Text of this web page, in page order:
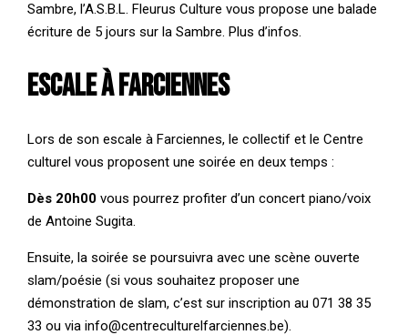
Sambre, l’A.S.B.L. Fleurus Culture vous propose une balade
écriture de 5 jours sur la Sambre. Plus d’infos.
Escale à Farciennes
Lors de son escale à Farciennes, le collectif et le Centre
culturel vous proposent une soirée en deux temps :
Dès 20h00 vous pourrez profiter d’un concert piano/voix
de Antoine Sugita.
Ensuite, la soirée se poursuivra avec une scène ouverte
slam/poésie (si vous souhaitez proposer une
démonstration de slam, c’est sur inscription au 071 38 35
33 ou via info@centreculturelfarciennes.be).